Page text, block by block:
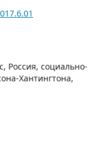
Россия, социально-
Хантингтона,